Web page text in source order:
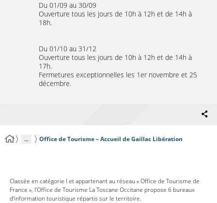
Du 01/09 au 30/09
Ouverture tous les jours de 10h à 12h et de 14h à
18h.
Du 01/10 au 31/12
Ouverture tous les jours de 10h à 12h et de 14h à
17h.
Fermetures exceptionnelles les 1er novembre et 25
décembre.
... Office de Tourisme – Accueil de Gaillac Libération
Classée en catégorie I et appartenant au réseau « Office de Tourisme de
France », l’Office de Tourisme La Toscane Occitane propose 6 bureaux
d’information touristique répartis sur le territoire.